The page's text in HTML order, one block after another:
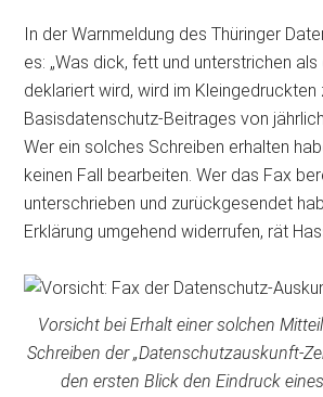
In der Warnmeldung des Thüringer
es: „Was dick, fett und unterstrichen
deklariert wird, wird im Kleingedruckten
Basisdatenschutz-Beitrages von
Wer ein solches Schreiben erhalten
keinen Fall bearbeiten. Wer das Fax
unterschrieben und zurückgesendet
Erklärung umgehend widerrufen, rät
Vorsicht bei Erhalt einer solchen
Schreiben der „Datenschutzauskunft-
den ersten Blick den Eindruck